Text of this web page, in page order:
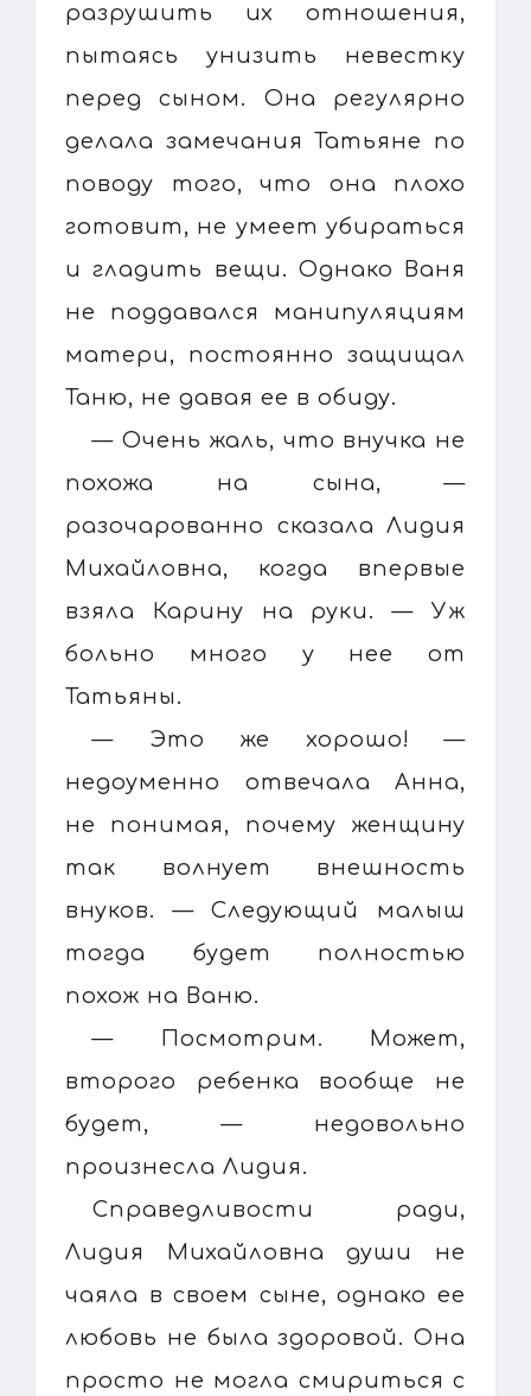
разрушить их отношения,
пытаясь унизить невестку
перед сыном. Она регулярно
делала замечания Татьяне по
поводу того, что она плохо
готовит, не умеет убираться
и гладить вещи. Однако Ваня
не поддавался манипуляциям
матери, постоянно защищал
Таню, не давая ее в обиду.
— Очень жаль, что внучка не
похожа на сына, —
разочарованно сказала Лидия
Михайловна, когда впервые
взяла Карину на руки. — Уж
больно много у нее от
Татьяны.
— Это же хорошо! —
недоуменно отвечала Анна,
не понимая, почему женщину
так волнует внешность
внуков. — Следующий малыш
тогда будет полностью
похож на Ваню.
— Посмотрим. Может,
второго ребенка вообще не
будет, — недовольно
произнесла Лидия.
Справедливости ради,
Лидия Михайловна души не
чаяла в своем сыне, однако ее
любовь не была здоровой. Она
просто не могла смириться с